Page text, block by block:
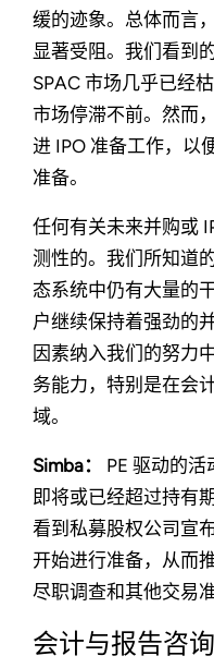
缓的迹象。总体而言
显著受阻。我们看到
SPAC 市场几乎已经
市场停滞不前。然而
进 IPO 准备工作，以
准备。
任何有关未来并购或
测性的。我们所知道
态系统中仍有大量的
户继续保持着强劲的
因素纳入我们的努力
务能力，特别是在会
域。
Simba：
PE 驱动的
即将或已经超过持有
看到私募股权公司宣
开始进行准备，从而
尽职调查和其他交易
会计与报告咨